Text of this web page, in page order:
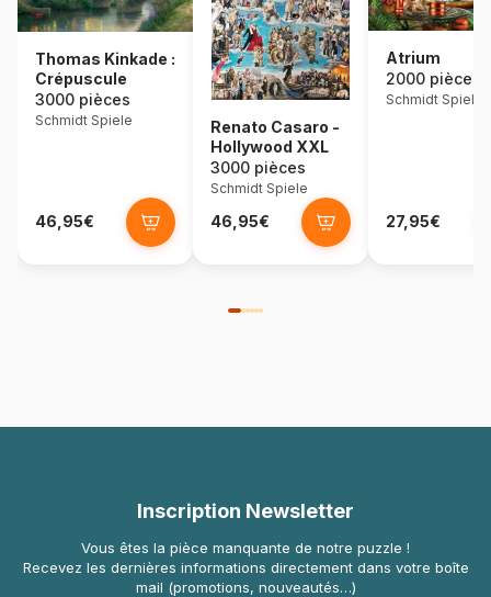
Thomas Kinkade :
Crépuscule
3000 pièces
Schmidt Spiele
46,95€
Renato Casaro -
Hollywood XXL
3000 pièces
Schmidt Spiele
46,95€
Atrium
2000 pièces
Schmidt Spiele
27,95€
Inscription Newsletter
Vous êtes la pièce manquante de notre puzzle !
Recevez les dernières informations directement dans votre boîte
mail (promotions, nouveautés…)